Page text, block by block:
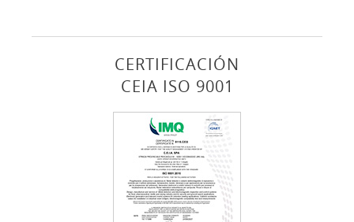
CERTIFICACIÓN
CEIA ISO 9001